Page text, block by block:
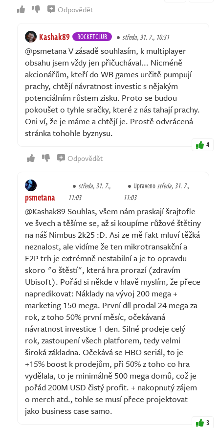
Odpovědět
Kashak89 ROCKETCLUB středa, 31. 7., 10:31
@psmetana V zásadě souhlasím, k multiplayer
obsahu jsem vždy jen přičuchával... Nicméně
akcionářům, kteří do WB games určitě pumpují
prachy, chtějí návratnost investic s nějakým
potenciálním růstem zisku. Proto se budou
pokoušet o tyhle sračky, které z nás tahají prachy.
Oni ví, že je máme a chtějí je. Prostě odvrácená
stránka tohohle byznysu.
4
Odpovědět
psmetana
středa, 31. 7.,
11:03
Upravenostředa, 31. 7.,
11:03
@Kashak89 Souhlas, všem nám praskají šrajtofle
ve švech a těšíme se, až si koupíme růžové štětiny
na náš Nimbus 2k25 :D. Asi ze mě fakt mluví těžká
neznalost, ale vidíme že ten mikrotransakční a
F2P trh je extrémně nestabilní a je to opravdu
skoro "o štěstí", která hra prorazí (zdravím
Ubisoft). Pořád si někde v hlavě myslím, že přece
napredikovat: Náklady na vývoj 200 mega +
marketing 150 mega. První díl prodal 24 mega za
rok, z toho 50% první měsíc, očekávaná
návratnost investice 1 den. Silné prodeje celý
rok, zastoupení všech platforem, tedy velmi
široká základna. Očekává se HBO seriál, to je
+15% boost k prodejům, při 50% z toho co hra
vydělala, to je minimálně 500 mega domů, což je
pořád 200M USD čistý profit. + nakopnutý zájem
o merch atd., tohle se musí přece projektovat
jako business case samo.
3